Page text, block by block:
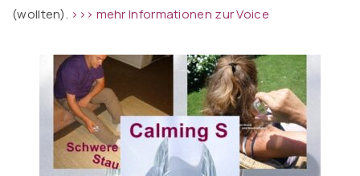
(wollten). >>> mehr Informationen zur Voice